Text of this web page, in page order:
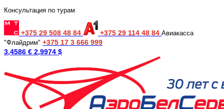
Консультация по турам
+375 29 508 48 84 +375 29 114 48 84 Авиакасса
"Флайдрим" +375 17 3 666 999
3,4586 € 2,9974 $